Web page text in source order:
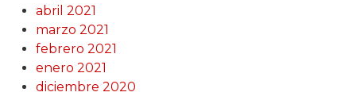
abril 2021
marzo 2021
febrero 2021
enero 2021
diciembre 2020